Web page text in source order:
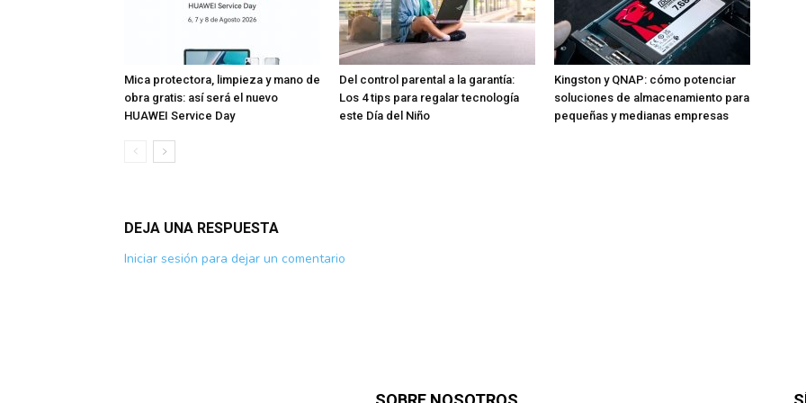
Mica protectora, limpieza y mano de
obra gratis: así será el nuevo
HUAWEI Service Day
Del control parental a la garantía:
Los 4 tips para regalar tecnología
este Día del Niño
Kingston y QNAP: cómo potenciar
soluciones de almacenamiento para
pequeñas y medianas empresas
DEJA UNA RESPUESTA
Iniciar sesión para dejar un comentario